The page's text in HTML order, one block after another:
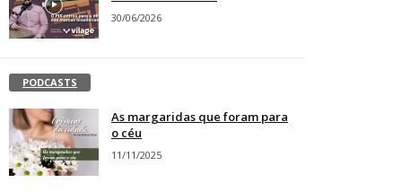
30/06/2026
PODCASTS
As margaridas que foram para
o céu
11/11/2025